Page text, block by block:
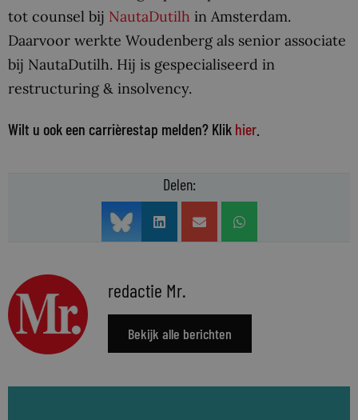
tot counsel bij NautaDutilh in Amsterdam.
Daarvoor werkte Woudenberg als senior associate
bij NautaDutilh. Hij is gespecialiseerd in
restructuring & insolvency.
Wilt u ook een carrièrestap melden? Klik hier
Delen:
redactie Mr.
Bekijk alle berichten